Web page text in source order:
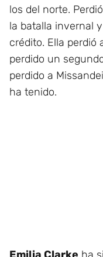
los del norte.
la batalla invernal
crédito. Ella perdió
perdido un
perdido a
ha tenido.